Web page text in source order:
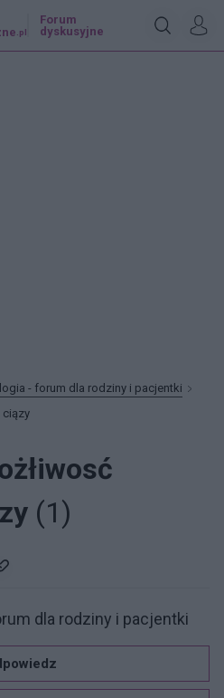
.pl
Forum
dyskusyjne
- forum dla rodziny i pacjentki
ciązy
(1)
dla rodziny i pacjentki